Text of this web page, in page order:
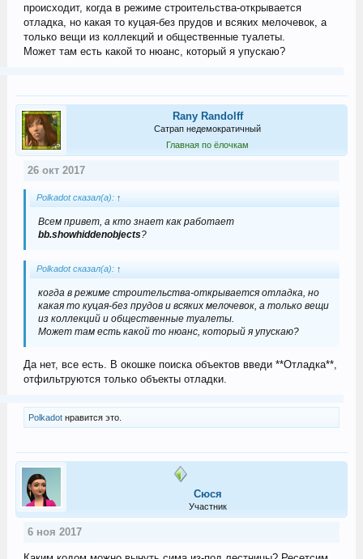
происходит, когда в режиме строительства-открывается
отладка, но какая то куцая-без прудов и всяких мелочевок, а
только вещи из коллекций и общественные туалеты.
Может там есть какой то нюанс, который я упускаю?
Rany Randolff
Сатрап недемократичный
Главная по ёлочкам
26 окт 2017
Polkadot сказал(а): ↑
Всем привет, а кто знает как работает
bb.showhiddenobjects?
Polkadot сказал(а): ↑
когда в режиме строительства-открывается отладка, но
какая то куцая-без прудов и всяких мелочевок, а только вещи
из коллекций и общественные туалеты.
Может там есть какой то нюанс, который я упускаю?
Да нет, все есть. В окошке поиска объектов введи **Отладка**,
отфильтруются только объекты отладки.
Polkadotнравится это.
Сюся
Участник
6 ноя 2017